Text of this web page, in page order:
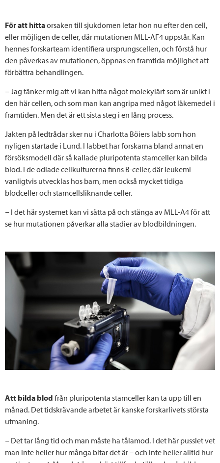
För att hittaorsaken till sjukdomen letar hon nu efter den cell,
eller möjligen de celler, där mutationen MLL-AF4 uppstår. Kan
hennes forskarteam identifiera ursprungscellen, och förstå hur
den påverkas av mutationen, öppnas en framtida möjlighet att
förbättra behandlingen.
− Jag tänker mig att vi kan hitta något molekylärt som är unikt i
den här cellen, och som man kan angripa med något läkemedel i
framtiden. Men det är ett sista steg i en lång process.
Jakten på ledtrådar sker nu i Charlotta Böiers labb som hon
nyligen startade i Lund. I labbet har forskarna bland annat en
försöksmodell där så kallade pluripotenta stamceller kan bilda
blod. I de odlade cellkulturerna finns B-celler, där leukemi
vanligtvis utvecklas hos barn, men också mycket tidiga
blodceller och stamcellsliknande celler.
− I det här systemet kan vi sätta på och stänga av MLL-A4 för att
se hur mutationen påverkar alla stadier av blodbildningen.
Att bilda blod från pluripotenta stamceller kan ta upp till en
månad. Det tidskrävande arbetet är kanske forskarlivets största
utmaning.
− Det tar lång tid och man måste ha tålamod. I det här pusslet vet
man inte heller hur många bitar det är – och inte heller alltid hur